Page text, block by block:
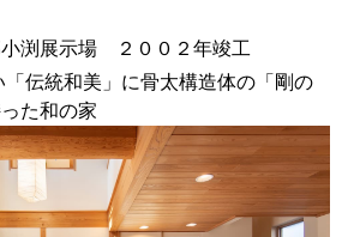
小渕展示場 ２００２年竣工
「伝統和美」に骨太構造体の「剛の
た和の家